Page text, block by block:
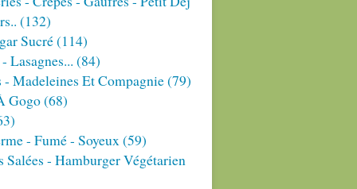
(132)
Sucré(114)
Lasagnes... (84)
Madeleines Et Compagnie(79)
Gogo(68)
- Fumé - Soyeux(59)
Salées - Hamburger Végétarien